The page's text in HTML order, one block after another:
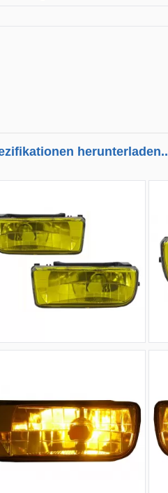
herunterladen..